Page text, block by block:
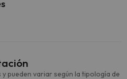
pueden variar según la tipología de